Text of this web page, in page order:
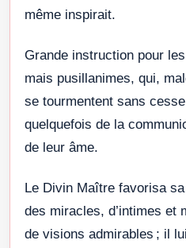
même inspirait.
Grande instruction pour
mais pusillanimes, qui,
se tourmentent sans
quelquefois de la
de leur âme.
Le Divin Maître favorisa
des miracles, d’intimes et
de visions admirables ; il